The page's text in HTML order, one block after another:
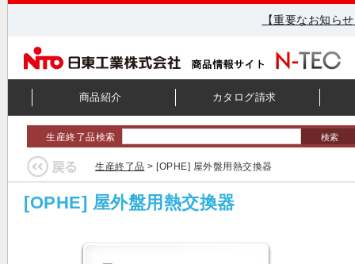
【重要なお知ら
商品紹介 カタログ請求
生産終了品検索 検索
生産終了品 > [OPHE] 屋外盤用熱交換器
[OPHE] 屋外盤用熱交換器